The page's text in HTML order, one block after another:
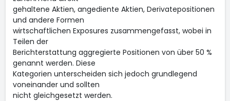
gehaltene Aktien, angediente Aktien, Derivatepositionen
und andere Formen
wirtschaftlichen Exposures zusammengefasst, wobei in
Teilen der
Berichterstattung aggregierte Positionen von über 50 %
genannt werden. Diese
Kategorien unterscheiden sich jedoch grundlegend
voneinander und sollten
nicht gleichgesetzt werden.